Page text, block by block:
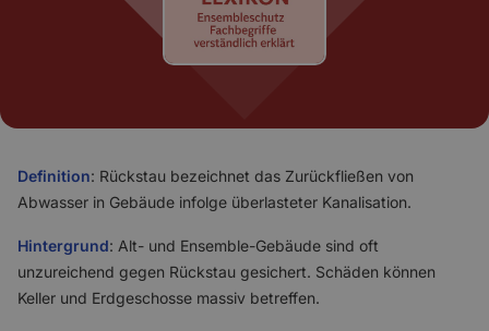
Definition: Rückstau bezeichnet das Zurückfließen von
Abwasser in Gebäude infolge überlasteter Kanalisation.
Hintergrund: Alt- und Ensemble-Gebäude sind oft
unzureichend gegen Rückstau gesichert. Schäden können
Keller und Erdgeschosse massiv betreffen.